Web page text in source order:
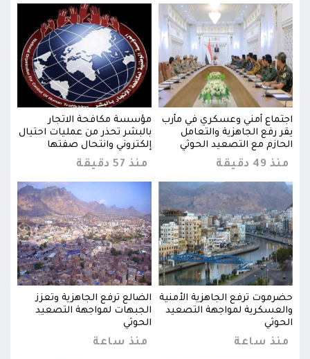
اجتماع أمني وعسكري في مأرب
يقر رفع الجاهزية والتعامل
الحازم مع التصعيد الحوثي
منذ 49 دقيقة
مؤسسة مكافحة الاتجار
بالبشر تحذر من عمليات احتيال
إلكتروني وانتحال صفتها
منذ 57 دقيقة
حضرموت ترفع الجاهزية الأمنية
والعسكرية لمواجهة التصعيد
الحوثي
منذ ساعة
الضالع ترفع الجاهزية وتعزز
الجبهات لمواجهة التصعيد
الحوثي
منذ ساعة